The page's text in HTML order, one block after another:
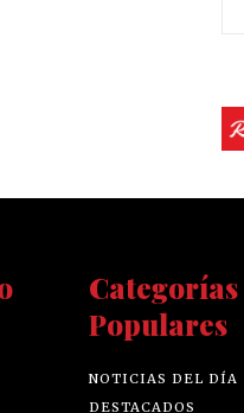
Categorías
Populares
NOTICIAS DEL DÍA
DESTACADOS